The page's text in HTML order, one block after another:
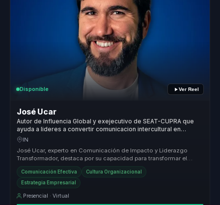
Disponible Ver Reel
José Ucar
Autor de Influencia Global y exejecutivo de SEAT-CUPRA que
ayuda a lideres a convertir comunicacion intercultural en
influencia, servicio y ventas.
IN
José Ucar, experto en Comunicación de Impacto y Liderazgo
Transformador, destaca por su capacidad para transformar el
servicio al cliente...
Comunicación Efectiva Cultura Organizacional
Estrategia Empresarial
Presencial · Virtual